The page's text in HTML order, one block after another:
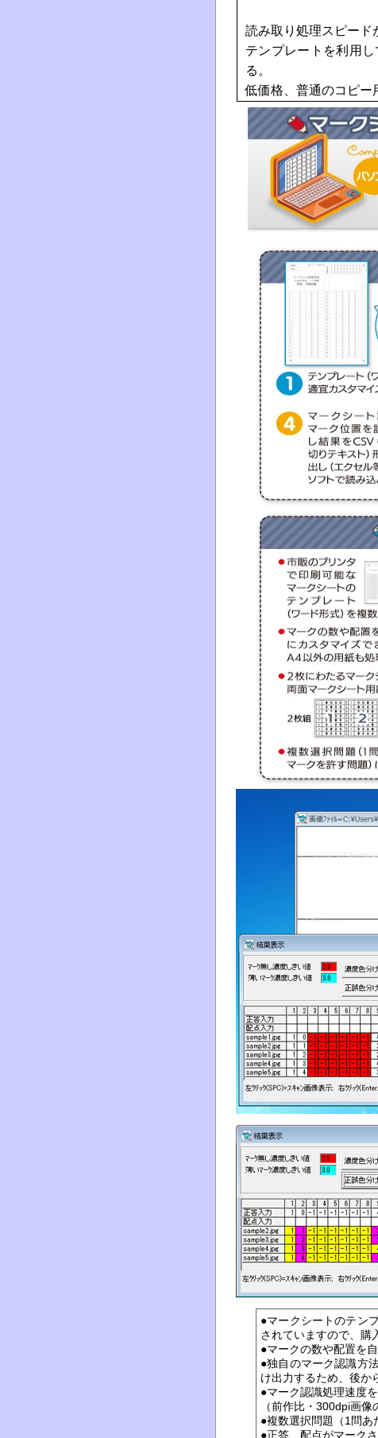
読み取り処理スピード
テンプレートを利用
る。
低価格、普通のコピー
●マークシートのテン
されていますので、購
●マークの数や配置を
●独自のマーク認識方
け出力するため、後か
●マーク認識処理速度
（前作比・300dpi画像
●複数選択問題（1問あ
●正答、配点がマーク